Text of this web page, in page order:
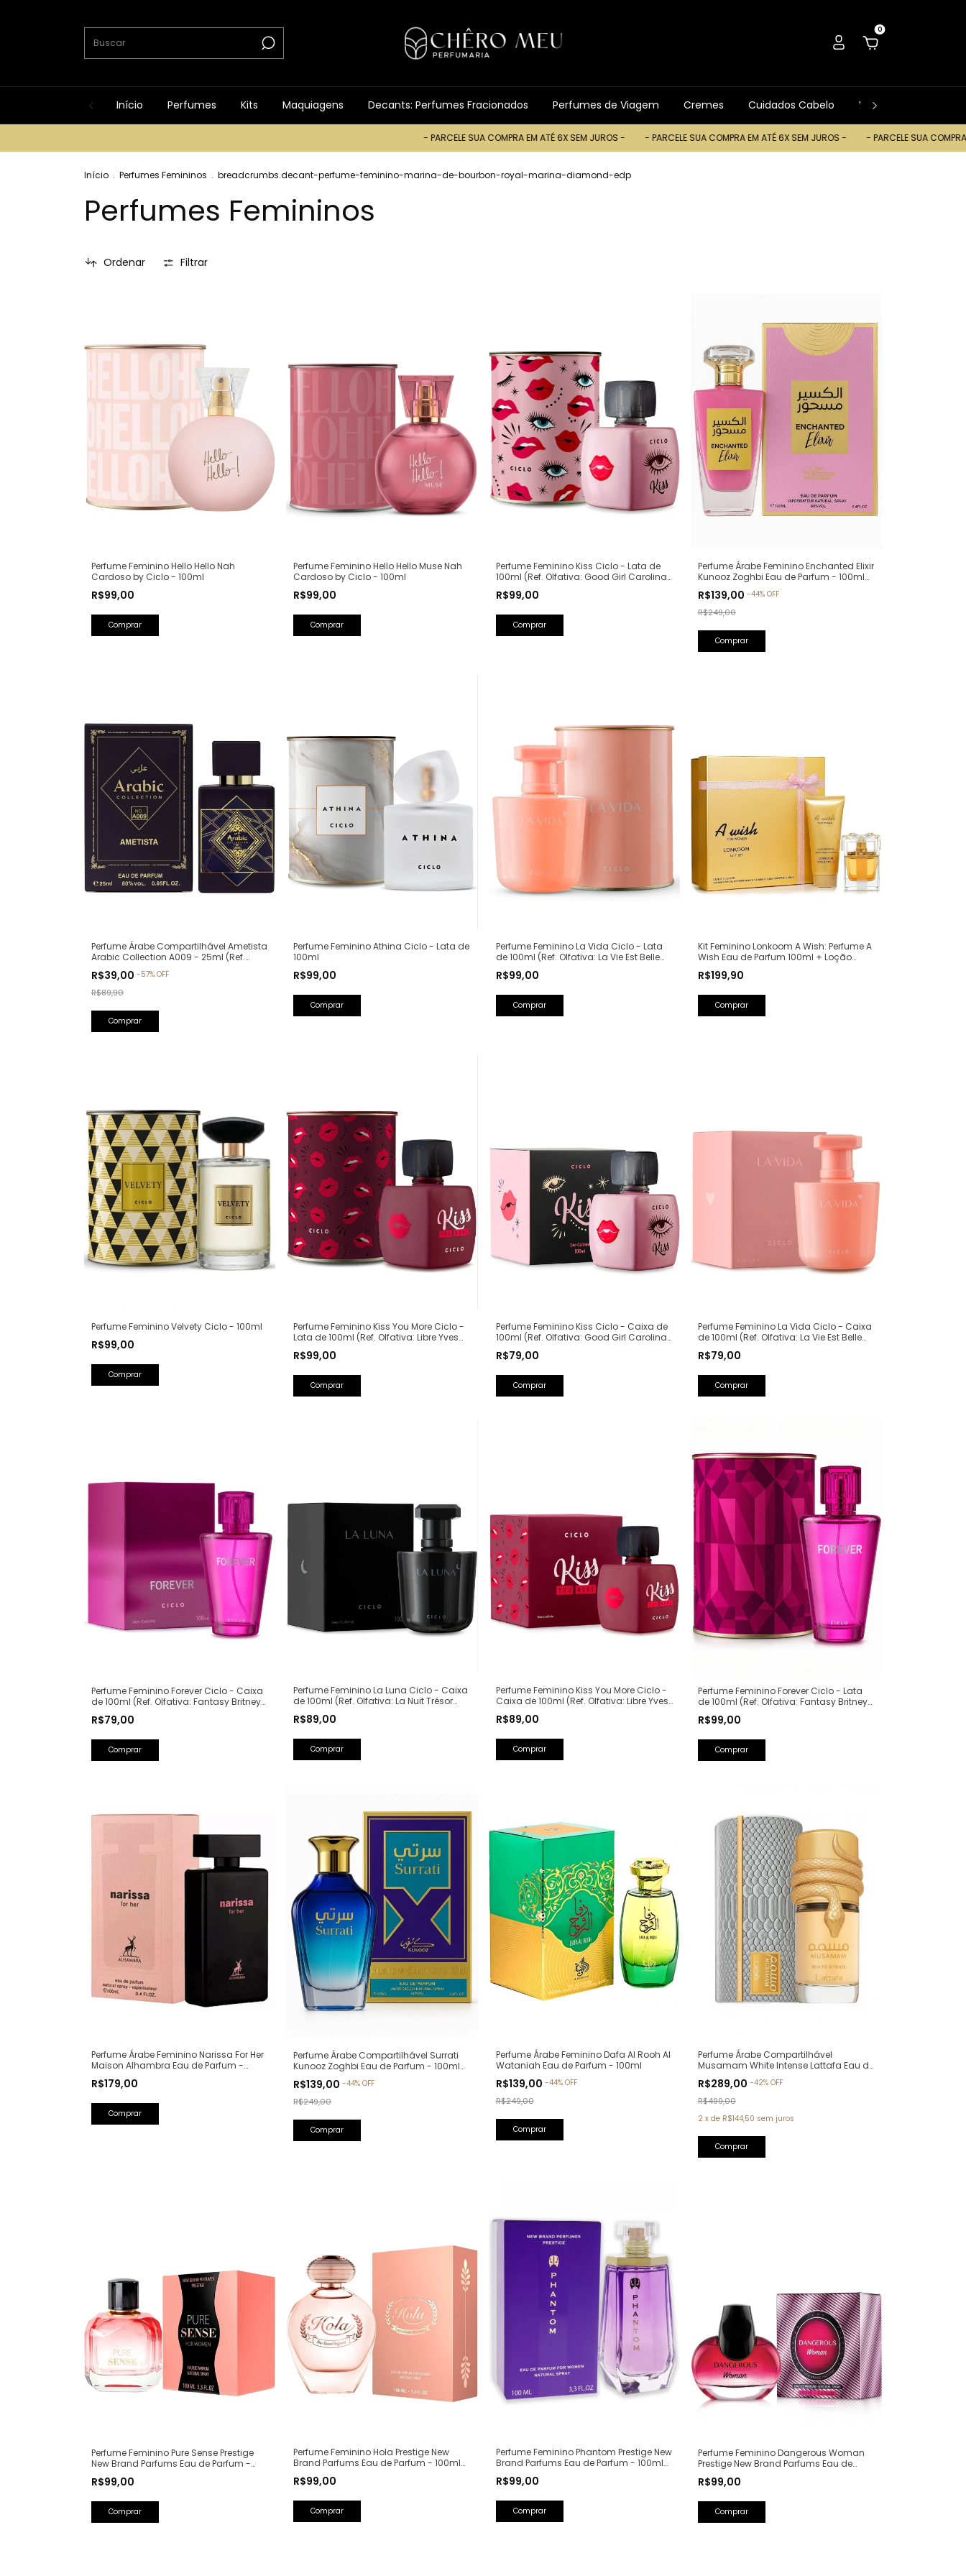
0
Início Perfumes Kits Maquiagens Decants: Perfumes Fracionados Perfumes de Viagem Cremes Cuidados Cabelo Ver Tudo
- PARCELE SUA COMPRA EM ATÉ 6X SEM JUROS - - PARCELE SUA COMPRA EM ATÉ 6X SEM JUROS - - PARCELE SUA COMPRA EM ATÉ 6X
Início . Perfumes Femininos . breadcrumbs.decant-perfume-feminino-marina-de-bourbon-royal-marina-diamond-edp
Perfumes Femininos
Ordenar Filtrar
Perfume Feminino Hello Hello Nah
Cardoso by Ciclo - 100ml
R$99,00
Perfume Feminino Hello Hello Muse Nah
Cardoso by Ciclo - 100ml
R$99,00
Perfume Feminino Kiss Ciclo - Lata de
100ml (Ref. Olfativa: Good Girl Carolina
R$99,00
Perfume Árabe Feminino Enchanted Elixir
Kunooz Zoghbi Eau de Parfum - 100ml
Chanel)
R$139,00 -44% OFF
R$249,00
Perfume Árabe Compartilhável Ametista
Arabic Collection A009 - 25ml (Ref.
Lattafa)
R$39,00 -57% OFF
R$89,90
Perfume Feminino Athina Ciclo - Lata de
100ml
R$99,00
Perfume Feminino La Vida Ciclo - Lata
de 100ml (Ref. Olfativa: La Vie Est Belle
R$99,00
Kit Feminino Lonkoom A Wish: Perfume A
Wish Eau de Parfum 100ml + Loção
R$199,90
Perfume Feminino Velvety Ciclo - 100ml
R$99,00
Perfume Feminino Kiss You More Ciclo -
Lata de 100ml (Ref. Olfativa: Libre Yves
R$99,00
Perfume Feminino Kiss Ciclo - Caixa de
100ml (Ref. Olfativa: Good Girl Carolina
R$79,00
Perfume Feminino La Vida Ciclo - Caixa
de 100ml (Ref. Olfativa: La Vie Est Belle
R$79,00
Perfume Feminino Forever Ciclo - Caixa
de 100ml (Ref. Olfativa: Fantasy Britney
R$79,00
Perfume Feminino La Luna Ciclo - Caixa
de 100ml (Ref. Olfativa: La Nuit Trésor
R$89,00
Perfume Feminino Kiss You More Ciclo -
Caixa de 100ml (Ref. Olfativa: Libre Yves
R$89,00
Perfume Feminino Forever Ciclo - Lata
de 100ml (Ref. Olfativa: Fantasy Britney
R$99,00
Perfume Árabe Feminino Narissa For Her
Maison Alhambra Eau de Parfum -
For Her)
R$179,00
Perfume Árabe Compartilhável Surrati
Kunooz Zoghbi Eau de Parfum - 100ml
R$139,00-44%OFF
R$249,00
Perfume Árabe Feminino Dafa Al Rooh Al
Wataniah Eau de Parfum - 100ml
R$139,00 -44% OFF
R$249,00
Perfume Árabe Compartilhável
Musamam White Intense Lattafa Eau de
Parfum - 100ml
R$289,00 -42% OFF
R$499,00
2 x de R$144,50 sem juros
Perfume Feminino Pure Sense Prestige
New Brand Parfums Eau de Parfum -
Rabanne)
R$99,00
Perfume Feminino Hola Prestige New
Brand Parfums Eau de Parfum - 100ml
(Ref. Olfativa: Olympéa Paco Rabanne)
R$99,00
Perfume Feminino Phantom Prestige New
Brand Parfums Eau de Parfum - 100ml
(Ref. Olfativa: Alien Mugler)
R$99,00
Perfume Feminino Dangerous Woman
Prestige New Brand Parfums Eau de
Dior)
R$99,00